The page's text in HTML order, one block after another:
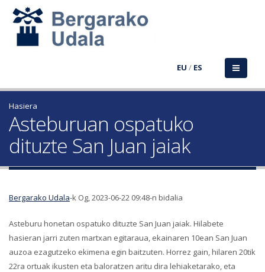
EU / ES
Hasiera
Asteburuan ospatuko
dituzte San Juan jaiak
Bergarako Udala-k Og, 2023-06-22 09:48-n bidalia
Asteburu honetan ospatuko dituzte San Juan jaiak. Hilabete
hasieran jarri zuten martxan egitaraua, ekainaren 10ean San Juan
auzoa ezagutzeko ekimena egin baitzuten. Horrez gain, hilaren 20tik
22ra ortuak ikusten eta baloratzen aritu dira lehiaketarako, eta